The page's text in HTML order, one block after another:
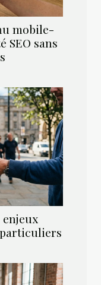
mobile-
SEO sans